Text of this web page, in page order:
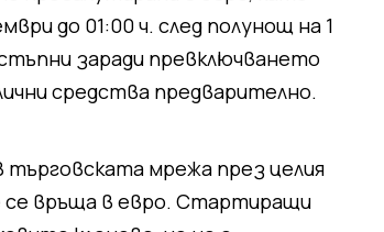
до 01:00 ч. след полунощ на 1
заради превключването
средства предварително.
мрежа през целия
се връща в евро. Стартиращи